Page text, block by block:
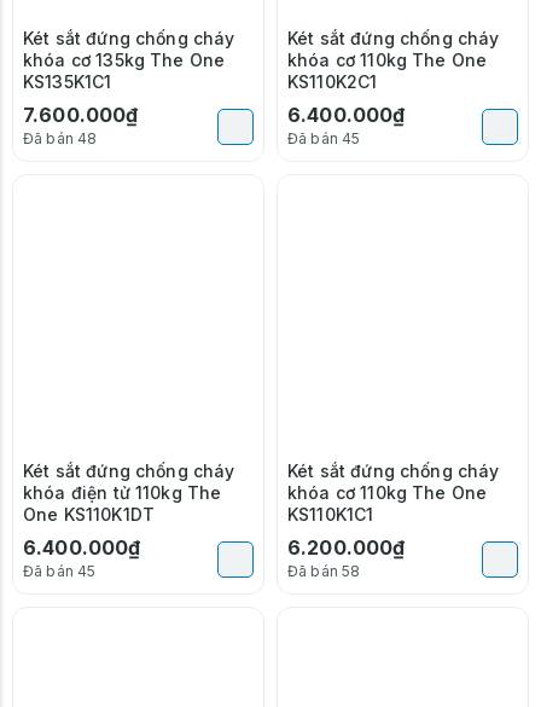
Két sắt đứng chống cháy
khóa cơ 135kg The One
KS135K1C1
7.600.000₫
Đã bán 48
Két sắt đứng chống cháy
khóa cơ 110kg The One
KS110K2C1
6.400.000₫
Đã bán 45
Két sắt đứng chống cháy
khóa điện tử 110kg The
One KS110K1DT
6.400.000₫
Đã bán 45
Két sắt đứng chống cháy
khóa cơ 110kg The One
KS110K1C1
6.200.000₫
Đã bán 58